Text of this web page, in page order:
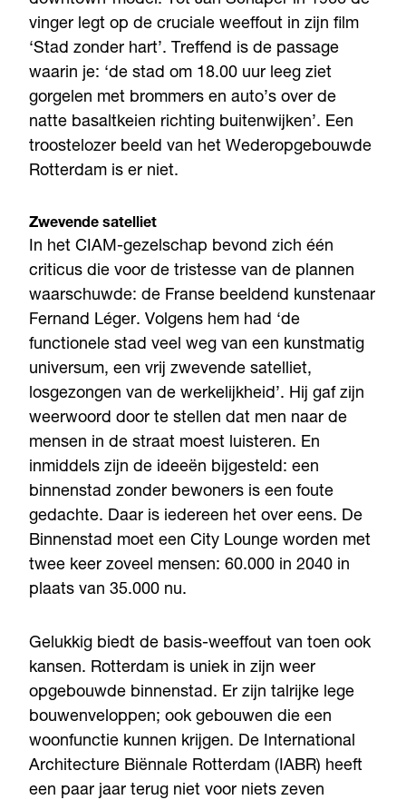
vinger legt op de cruciale weeffout in zijn film
‘Stad zonder hart’. Treffend is de passage
waarin je: ‘de stad om 18.00 uur leeg ziet
gorgelen met brommers en auto’s over de
natte basaltkeien richting buitenwijken’. Een
troostelozer beeld van het Wederopgebouwde
Rotterdam is er niet.
Zwevende satelliet
In het CIAM-gezelschap bevond zich één
criticus die voor de tristesse van de plannen
waarschuwde: de Franse beeldend kunstenaar
Fernand Léger. Volgens hem had ‘de
functionele stad veel weg van een kunstmatig
universum, een vrij zwevende satelliet,
losgezongen van de werkelijkheid’. Hij gaf zijn
weerwoord door te stellen dat men naar de
mensen in de straat moest luisteren. En
inmiddels zijn de ideeën bijgesteld: een
binnenstad zonder bewoners is een foute
gedachte. Daar is iedereen het over eens. De
Binnenstad moet een City Lounge worden met
twee keer zoveel mensen: 60.000 in 2040 in
plaats van 35.000 nu.
Gelukkig biedt de basis-weeffout van toen ook
kansen. Rotterdam is uniek in zijn weer
opgebouwde binnenstad. Er zijn talrijke lege
bouwenveloppen; ook gebouwen die een
woonfunctie kunnen krijgen. De International
Architecture Biënnale Rotterdam (IABR) heeft
een paar jaar terug niet voor niets zeven